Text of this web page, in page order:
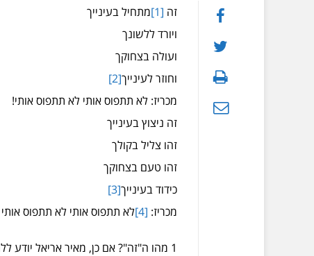
זה [1]
מתחיל בעינייך
ויורד ללשונך
ועולה בצחוקך
וחוזר לעינייך[2]
מכריז: לא תתפוס אותי לא תתפוס אותי!
זה ניצוץ בעינייך
זהו צליל בקולך
זהו טעם בצחוקך
כידוד בעינייך[3]
מכריז: [4] לא תתפוס אותי לא תתפוס
1 מהו ה"זה"? אם כן, מאיר אריאל יודע